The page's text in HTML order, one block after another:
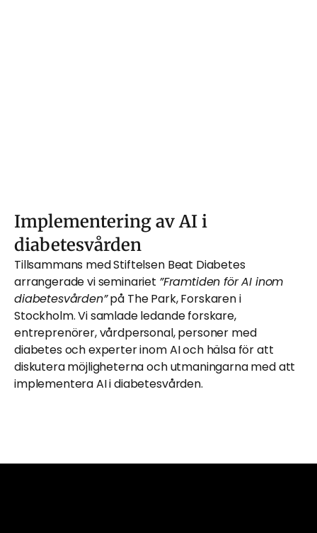
Implementering av AI i
diabetesvården
Tillsammans med Stiftelsen Beat Diabetes
arrangerade vi seminariet ”Framtiden för AI inom
diabetesvården” på The Park, Forskaren i
Stockholm. Vi samlade ledande forskare,
entreprenörer, vårdpersonal, personer med
diabetes och experter inom AI och hälsa för att
diskutera möjligheterna och utmaningarna med att
implementera AI i diabetesvården.